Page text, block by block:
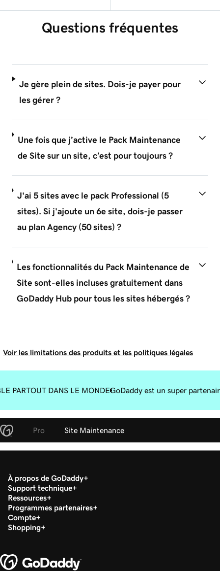
Questions fréquentes
Je gère plein de sites. Dois-je payer pour
les gérer ?
Une fois que j’active le Pack Maintenance
de Site sur un site, c’est pour toujours ?
J'ai 5 sites avec le pack Professional (5
sites). Si j'ajoute un 6e site, dois-je passer
au plan Agency (50 sites) ?
Les fonctionnalités du Pack Maintenance de
Site sont-elles incluses gratuitement dans
GoDaddy Hub pour tous les sites hébergés ?
Voir les limitations des produits et les politiques légales
PARTOUT DANS LE MONDEGoDaddy est un super
Pro Site Maintenance
À propos de GoDaddy
Support technique
Ressources
Programmes partenaires
Compte
Shopping